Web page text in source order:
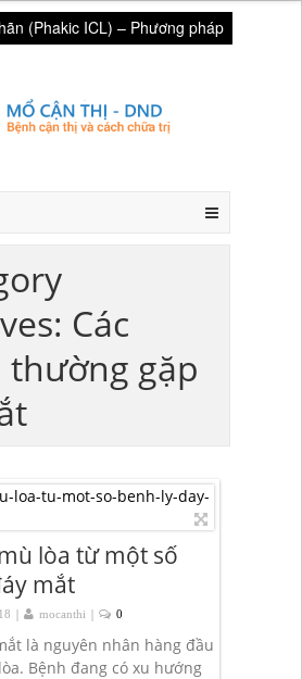
(Phakic ICL) – Phương pháp
Các
thường gặp
lòa từ một số
mắt
| mocanthi | 0
là nguyên nhân hàng đầu
Bệnh đang có xu hướng